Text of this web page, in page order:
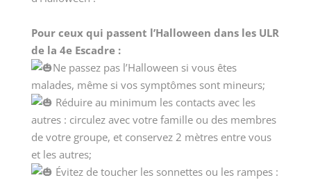
Pour ceux qui passent l’Halloween dans les ULR
de la 4e Escadre :
Ne passez pas l’Halloween si vous êtes
malades, même si vos symptômes sont mineurs;
Réduire au minimum les contacts avec les
autres : circulez avec votre famille ou des membres
de votre groupe, et conservez 2 mètres entre vous
et les autres;
Évitez de toucher les sonnettes ou les rampes :